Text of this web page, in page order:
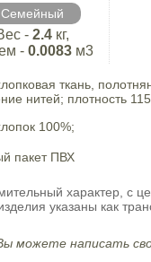
Семейный
- 2.4кг,
- 0.0083м3
ткань,
нитей; плотность
100%;
пакет ПВХ
характер, с
указаны как
можете написать